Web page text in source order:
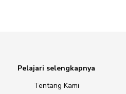
Pelajari selengkapnya
Tentang Kami